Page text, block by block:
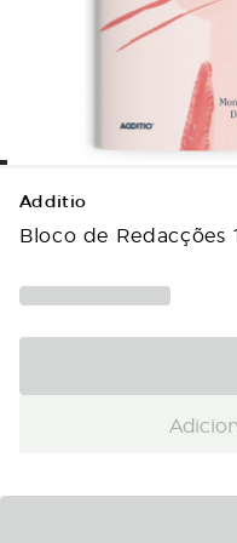
Additio
Bloco de Redacções